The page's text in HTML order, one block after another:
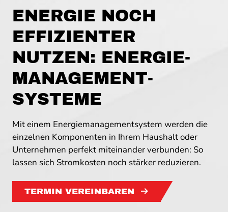
ENERGIE NOCH
EFFIZIENTER
NUTZEN: ENERGIE­
MANAGEMENT­
SYSTEME
Mit einem Energiemanagementsystem werden die
einzelnen Komponenten in Ihrem Haushalt oder
Unternehmen perfekt miteinander verbunden: So
lassen sich Stromkosten noch stärker reduzieren.
TERMIN VEREINBAREN